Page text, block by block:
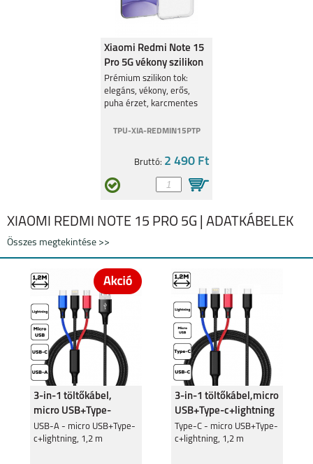
13 PRO 4G
XIAOMI POCO X5
PRO
XIAOMI REDMI NOTE
12 4G
XIAOMI REDMI NOTE
12 PRO
12 5G
Xiaomi Redmi Note 15
Pro 5G vékony szilikon
hátlap,Átlátszó
Prémium szilikon tok:
elegáns, vékony, erős,
puha érzet, karcmentes
TPU-XIA-REDMIN15PTP
Bruttó: 2 490 Ft
XIAOMI REDMI NOTE 15 PRO 5G | ADATKÁBELEK
Összes megtekintése >>
3-in-1 töltőkábel,
micro USB+Type-
c+lightning
USB-A - micro USB+Type-
c+lightning, 1,2 m
3-in-1 töltőkábel,micro
USB+Type-c+lightning
Type-C - micro USB+Type-
c+lightning, 1,2 m